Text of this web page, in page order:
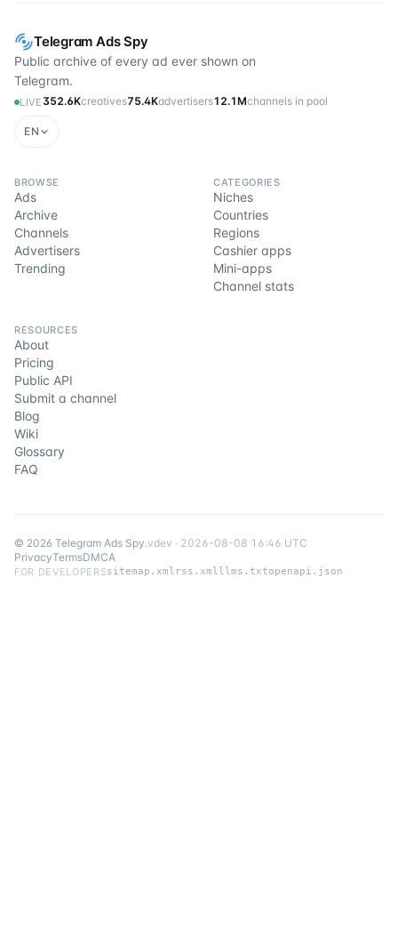
Telegram Ads Spy
Public archive of every ad ever shown on
Telegram.
LIVE 352.6Kcreatives75.4Kadvertisers12.1Mchannels in pool
EN
BROWSE
Ads
Archive
Channels
Advertisers
Trending
CATEGORIES
Niches
Countries
Regions
Cashier apps
Mini-apps
Channel stats
RESOURCES
About
Pricing
Public API
Submit a channel
Blog
Wiki
Glossary
FAQ
© 2026 Telegram Ads Spy.vdev · 2026-08-08 16:46 UTC
PrivacyTermsDMCA
FOR DEVELOPERSsitemap.xml rss.xmlllms.txtopenapi.json